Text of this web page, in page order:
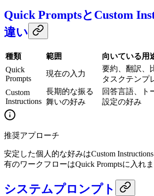
Quick PromptsとCustom
違い
種類 範囲
向いている用
Quick
Prompts
現在の入力
要約、翻訳、
タスクテンプ
Custom
Instructions
長期的な振る
舞いの好み
回答言語、ト
設定の好み
推奨アプローチ
安定した個人的な好みはCustom
有のワークフローはQuick Promptsに入れま
システムプロンプト